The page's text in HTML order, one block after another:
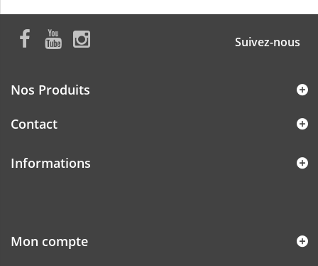
Suivez-nous
Nos Produits
Contact
Informations
Mon compte